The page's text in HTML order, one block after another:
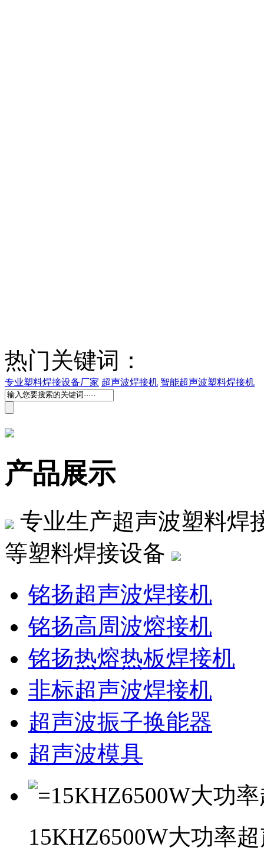
热门关键词：
专业塑料焊接设备厂家 超声波焊接机 智能超声波塑料焊接机
产品展示
专业生产超声波塑料焊
等塑料焊接设备
铭扬超声波焊接机
铭扬高周波熔接机
铭扬热熔热板焊接机
非标超声波焊接机
超声波振子换能器
超声波模具
15KHZ6500W大功率